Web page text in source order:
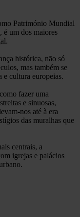
Património Mundial
é um dos maiores
histórica, não só
mas também se
cultura europeias.
fazer uma
e sinuosas,
nos até à era
das muralhas que
centrais, a
igrejas e palácios